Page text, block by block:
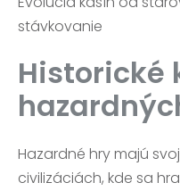
stávkovanie
Historické
Hazardné hry majú
civilizáciách, kde sa